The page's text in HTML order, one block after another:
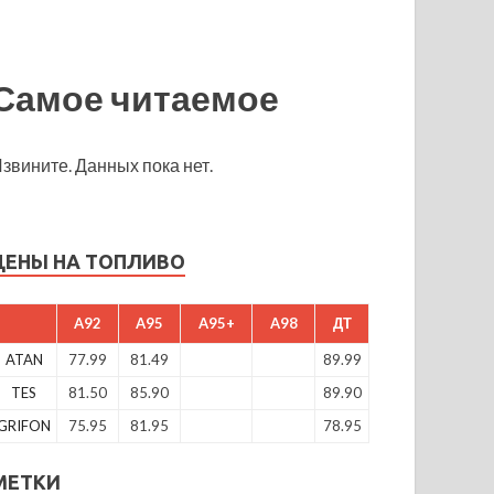
читаемое
Данных пока нет.
НА ТОПЛИВО
A92 A95 A95+ A98 ДТ
ATAN 77.99 81.49
89.99
TES
81.50 85.90
89.90
75.95 81.95 78.95